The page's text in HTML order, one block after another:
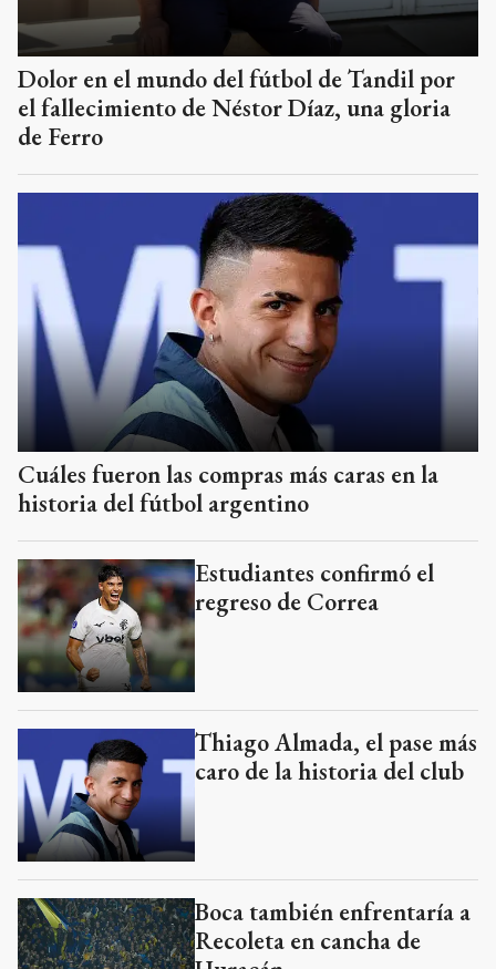
de Ferro
Cuáles fueron las compras más caras en la
historia del fútbol argentino
Estudiantes confirmó el
regreso de Correa
Thiago Almada, el pase más